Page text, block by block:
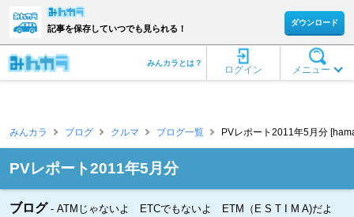
記事を保存していつでも見られる！
ダウンロード
メニュー
ログイン
みんカラとは？
みんカラ ブログ クルマ ブログ一覧 PVレポート2011年5月分
PVレポート2011年5月分
ブログ ATMじゃないよ ETCでもないよ ETM（E S T I M A)だよ